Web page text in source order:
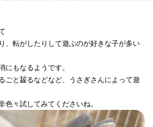
、転がしたりして遊ぶのが好きな子が多い
にもなるようです。
ごと齧るなどなど、うさぎさんによって遊
色々試してみてくださいね。